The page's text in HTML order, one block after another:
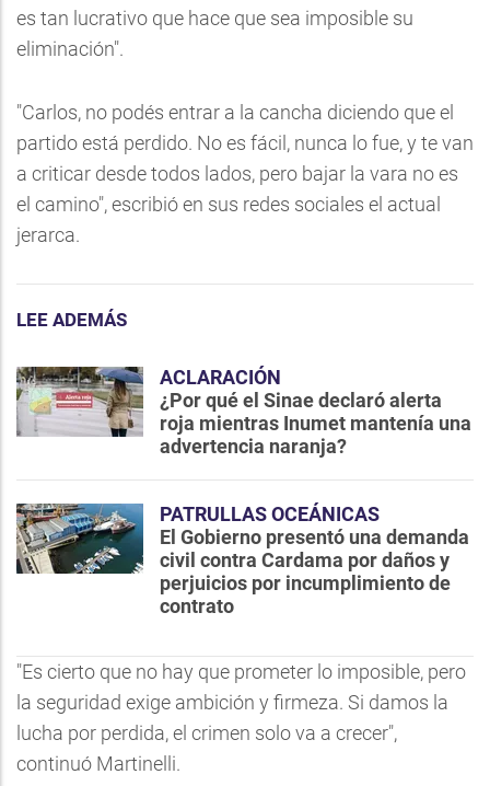
es tan lucrativo que hace que sea imposible su
eliminación".
"Carlos, no podés entrar a la cancha diciendo que el
partido está perdido. No es fácil, nunca lo fue, y te van
a criticar desde todos lados, pero bajar la vara no es
el camino", escribió en sus redes sociales el actual
jerarca.
LEE ADEMÁS
ACLARACIÓN
¿Por qué el Sinae declaró alerta
roja mientras Inumet mantenía una
advertencia naranja?
PATRULLAS OCEÁNICAS
El Gobierno presentó una demanda
civil contra Cardama por daños y
perjuicios por incumplimiento de
contrato
"Es cierto que no hay que prometer lo imposible, pero
la seguridad exige ambición y firmeza. Si damos la
lucha por perdida, el crimen solo va a crecer",
continuó Martinelli.